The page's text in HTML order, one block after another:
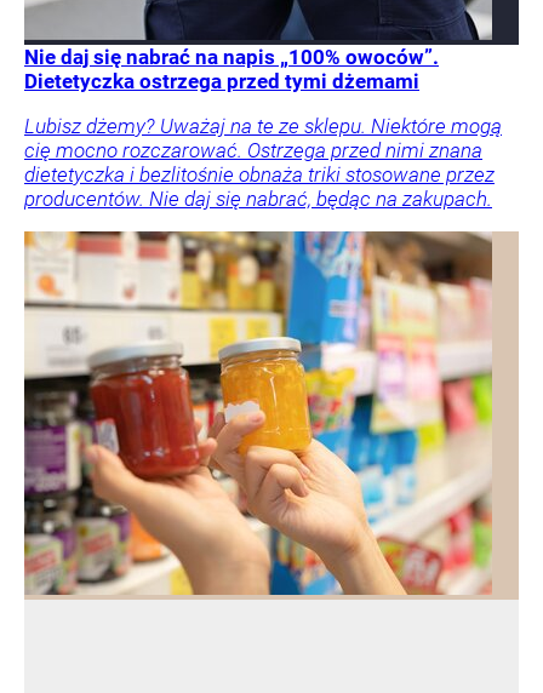
Nie daj się nabrać na napis „100% owoców”.
Dietetyczka ostrzega przed tymi dżemami
Lubisz dżemy? Uważaj na te ze sklepu. Niektóre mogą
cię mocno rozczarować. Ostrzega przed nimi znana
dietetyczka i bezlitośnie obnaża triki stosowane przez
producentów. Nie daj się nabrać, będąc na zakupach.